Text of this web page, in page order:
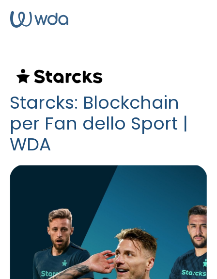
Starcks: Blockchain
per Fan dello Sport |
WDA